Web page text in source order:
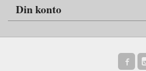
Din konto